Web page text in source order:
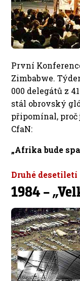
První
Zimbabwe.
000 delegátů z
stál obrovský
připomínal,
CfaN:
„Afrika bude
Druhé desetiletí
1984 –